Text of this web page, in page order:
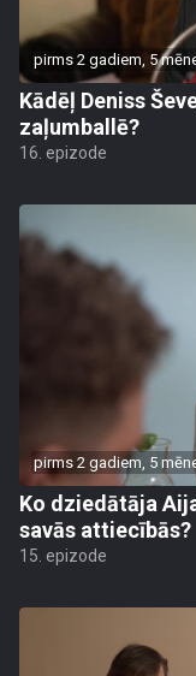
pirms 2 gadiem, 5
Kādēļ Deniss
zaļumballē?
16. epizode
pirms 2 gadiem, 5
Ko dziedātāja
savās attiecībās?
15. epizode